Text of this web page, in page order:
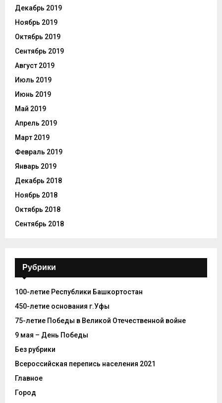
Декабрь 2019
Ноябрь 2019
Октябрь 2019
Сентябрь 2019
Август 2019
Июль 2019
Июнь 2019
Май 2019
Апрель 2019
Март 2019
Февраль 2019
Январь 2019
Декабрь 2018
Ноябрь 2018
Октябрь 2018
Сентябрь 2018
Рубрики
100-летие Республики Башкортостан
450-летие основания г.Уфы
75-летие Победы в Великой Отечественной войне
9 мая – День Победы
Без рубрики
Всероссийская перепись населения 2021
Главное
Город